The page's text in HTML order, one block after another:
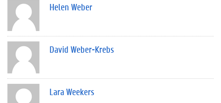
Helen Weber
David Weber-Krebs
Lara Weekers